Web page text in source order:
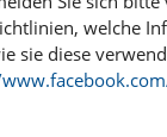
welche
sie diese